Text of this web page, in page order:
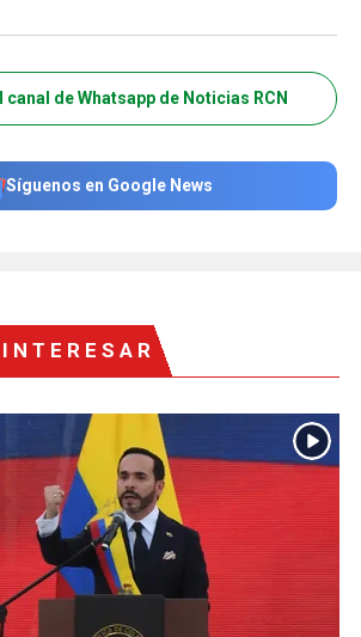
canal de Whatsapp de Noticias RCN
Síguenos en Google News